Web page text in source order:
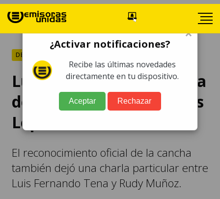
DEPORTES
Luis Fernando Tena habla
de José Rosales y de Jesús
López
El reconocimiento oficial de la cancha
también dejó una charla particular entre
Luis Fernando Tena y Rudy Muñoz.
×
¿Activar notificaciones?
Recibe las últimas novedades
directamente en tu dispositivo.
Aceptar Rechazar